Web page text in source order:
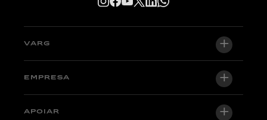
VARG
VARG EX
EMPRESA
Sobre nós
APOIAR